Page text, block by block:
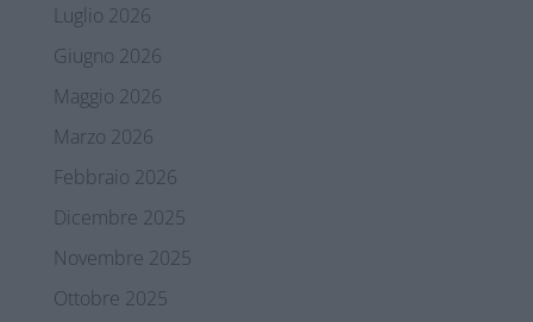
Luglio 2026
Giugno 2026
Maggio 2026
Marzo 2026
Febbraio 2026
Dicembre 2025
Novembre 2025
Ottobre 2025